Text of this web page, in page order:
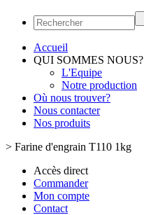
Accueil
QUI SOMMES NOUS?
L'Equipe
Notre production
Où nous trouver?
Nous contacter
Nos produits
> Farine d'engrain T110 1kg
Accès direct
Commander
Mon compte
Contact